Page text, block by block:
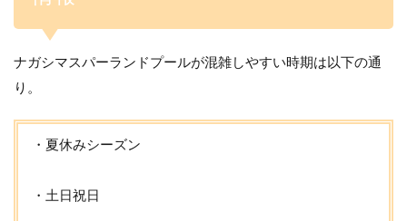
ナガシマスパーランドプールが混雑しやすい時期は以下の通
り。
・夏休みシーズン
・土日祝日